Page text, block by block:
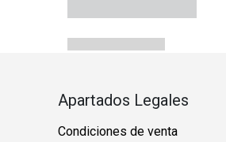
Apartados Legales
Condiciones de venta